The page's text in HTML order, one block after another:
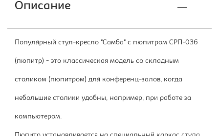
Описание
Популярный стул-кресло "Самба" с пюпитром СРП-036
(пюпитр) - это классическая модель со складным
столиком (пюпитром) для конференц-залов, когда
небольшие столики удобны, например, при работе за
компьютером.